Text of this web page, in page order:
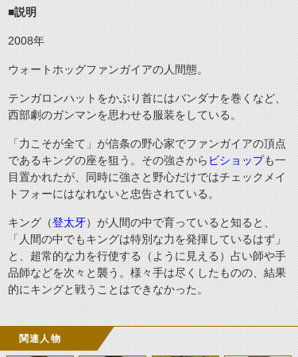
■説明
2008年
ウォートホッグファンガイアの人間態。
テンガロンハットをかぶり首にはバンダナを巻くなど、
西部劇のガンマンを思わせる服装をしている。
「力こそが全て」が信条の野心家でファンガイアの頂点
であるキングの座を狙う。その強さから ビショップも一
目置かれたが、同時に強さと野心だけではチェックメイ
トフォーにはなれないと忠告されている。
キング（登太牙）が人間の中で育っていると知ると、
「人間の中でもキングは特別な力を発揮しているはず」
と、超常的な力を行使する（ように見える）占い師や手
品師などを次々と襲う。様々手は尽くしたものの、結果
的にキングと戦うことはできなかった。
関連人物